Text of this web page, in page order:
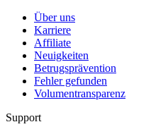
Über uns
Karriere
Affiliate
Neuigkeiten
Betrugsprävention
Fehler gefunden
Volumentransparenz
Support